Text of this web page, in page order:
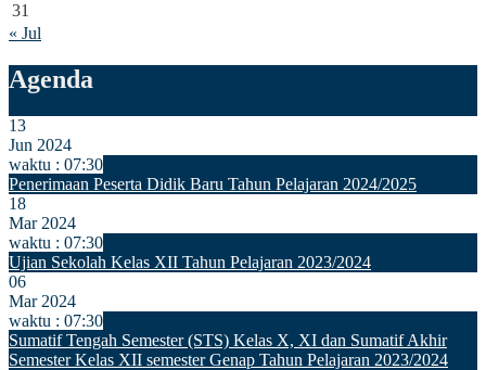
31
« Jul
Agenda
13
Jun 2024
waktu : 07:30
Penerimaan Peserta Didik Baru Tahun Pelajaran 2024/2025
18
Mar 2024
waktu : 07:30
Ujian Sekolah Kelas XII Tahun Pelajaran 2023/2024
06
Mar 2024
waktu : 07:30
Sumatif Tengah Semester (STS) Kelas X, XI dan Sumatif Akhir
Semester Kelas XII semester Genap Tahun Pelajaran 2023/2024